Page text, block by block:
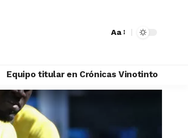
Aa
Equipo titular en Crónicas Vinotinto